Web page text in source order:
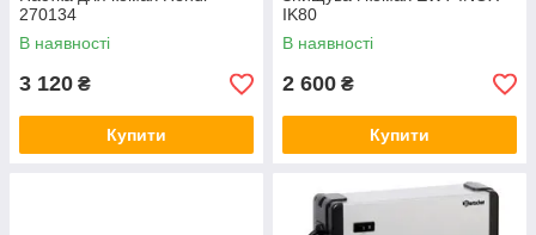
270134
В наявності
3 120 ₴
Купити
IK80
В наявності
2 600 ₴
Купити